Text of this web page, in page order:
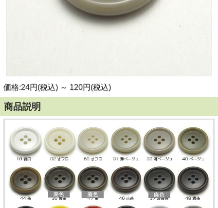
価格:24円(税込) ～ 120円(税込)
商品説明